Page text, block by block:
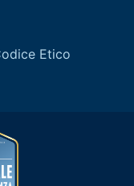
Etico